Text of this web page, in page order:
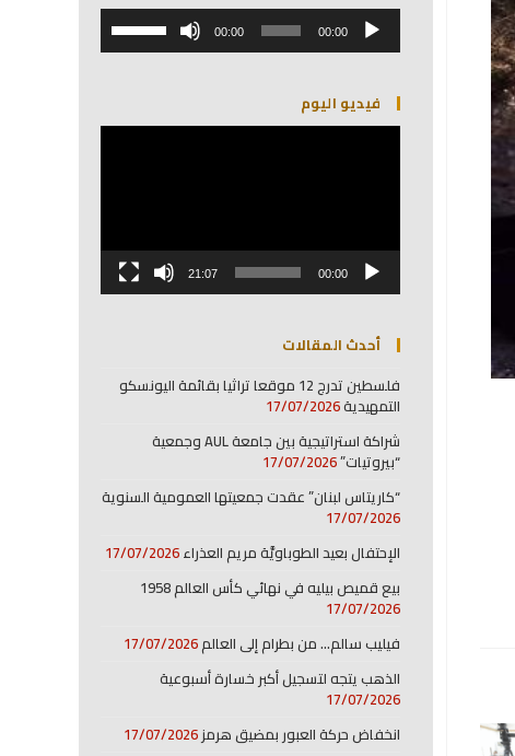
مشغل
الصوت 00:00
00:00
مفاتيح
لزيادة
فيديو اليوم
مشغل
00:00
21:07
أحدث المقالات
فلسطين تدرج 12 موقعا تراثيا بقائمة اليونسكو
التمهيدية17/07/2026
شراكة استراتيجية بين جامعة AUL وجمعية
“بيروتيات”17/07/2026
“كاريتاس لبنان” عقدت جمعيتها العمومية السنوية
17/07/2026
الإحتفال بعيد الطوباويَّة مريم العذراء17/07/2026
بيع قميص بيليه في نهائي كأس العالم 1958
17/07/2026
فيليب سالم… من بطرام إلى العالم17/07/2026
الذهب يتجه لتسجيل أكبر خسارة أسبوعية
17/07/2026
انخفاض حركة العبور بمضيق هرمز17/07/2026